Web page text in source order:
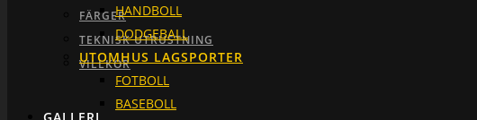
FÄRGER
TEKNISK UTRUSTNING
VILLKOR
HANDBOLL
DODGEBALL
UTOMHUS LAGSPORTER
FOTBOLL
BASEBOLL